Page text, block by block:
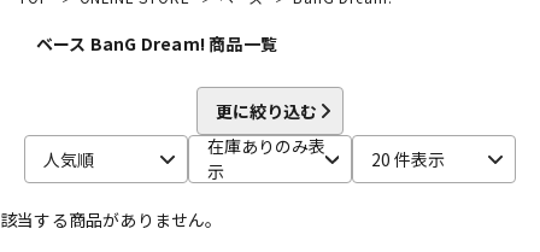
エレキギター アコギ/エレアコ
ベース
ベース BanG Dream! 商品一覧
更に絞り込む
人気順
在庫ありのみ表
示
20 件表示
該当する商品がありません。